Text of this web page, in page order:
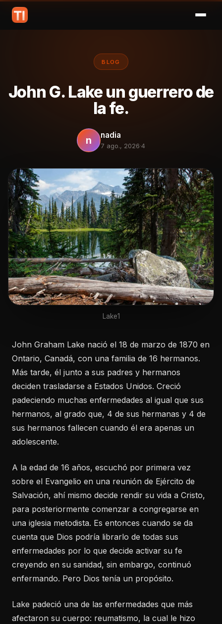
BLOG
John G. Lake un guerrero de
la fe.
n nadia
7 ago., 2026·4
Lake1
John Graham Lake nació el 18 de marzo de 1870 en
Ontario, Canadá, con una familia de 16 hermanos.
Más tarde, él junto a sus padres y hermanos
deciden trasladarse a Estados Unidos. Creció
padeciendo muchas enfermedades al igual que sus
hermanos, al grado que, 4 de sus hermanas y 4 de
sus hermanos fallecen cuando él era apenas un
adolescente.
A la edad de 16 años, escuchó por primera vez
sobre el Evangelio en una reunión de Ejército de
Salvación, ahí mismo decide rendir su vida a Cristo,
para posteriormente comenzar a congregarse en
una iglesia metodista. Es entonces cuando se da
cuenta que Dios podría librarlo de todas sus
enfermedades por lo que decide activar su fe
creyendo en su sanidad, sin embargo, continuó
enfermando. Pero Dios tenía un propósito.
Lake padeció una de las enfermedades que más
afectaron su cuerpo: reumatismo, la cual le hizo